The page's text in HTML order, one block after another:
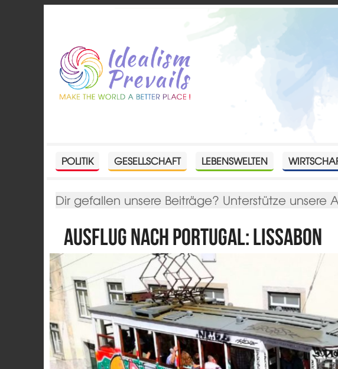
POLITIK GESELLSCHAFT LEBENSWELTEN
Dir gefallen unsere Beiträge? Unterstütze
Ausflug nach Portugal: Lissabon